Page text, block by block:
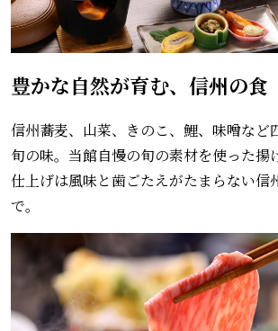
豊かな自然が育む、信州の食
信州蕎麦、山菜、きのこ、鯉、味噌など
旬の味。当館自慢の旬の素材を使った揚
仕上げは風味と歯ごたえがたまらない信
で。